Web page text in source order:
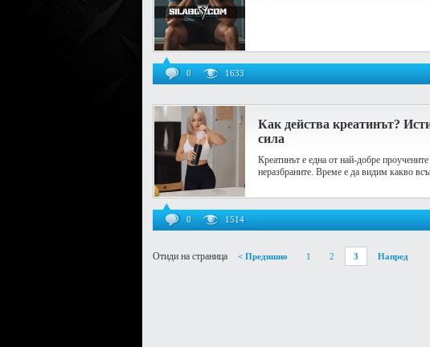
0 1633
Как действа креатинът?
сила
Креатинът е една от най-добре
неразбраните. Време е да видим какво
0 1514
Отиди на страница < Предишно 1 2 3 Напред